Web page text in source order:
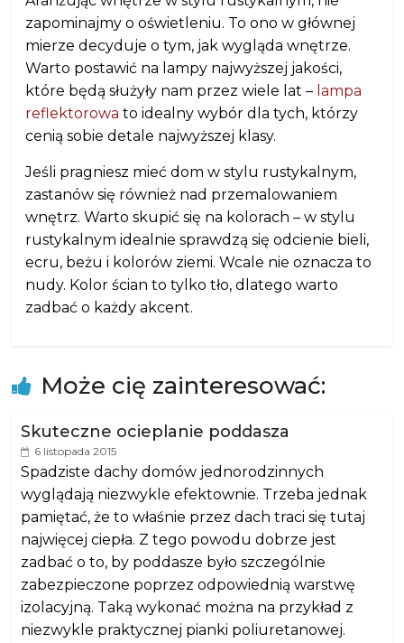
zapominajmy o oświetleniu. To ono w głównej
mierze decyduje o tym, jak wygląda wnętrze.
Warto postawić na lampy najwyższej jakości,
które będą służyły nam przez wiele lat – lampa
reflektorowa to idealny wybór dla tych, którzy
cenią sobie detale najwyższej klasy.
Jeśli pragniesz mieć dom w stylu rustykalnym,
zastanów się również nad przemalowaniem
wnętrz. Warto skupić się na kolorach – w stylu
rustykalnym idealnie sprawdzą się odcienie bieli,
ecru, beżu i kolorów ziemi. Wcale nie oznacza to
nudy. Kolor ścian to tylko tło, dlatego warto
zadbać o każdy akcent.
Może cię zainteresować:
Skuteczne ocieplanie poddasza
6 listopada 2015
Spadziste dachy domów jednorodzinnych
wyglądają niezwykle efektownie. Trzeba jednak
pamiętać, że to właśnie przez dach traci się tutaj
najwięcej ciepła. Z tego powodu dobrze jest
zadbać o to, by poddasze było szczególnie
zabezpieczone poprzez odpowiednią warstwę
izolacyjną. Taką wykonać można na przykład z
niezwykle praktycznej pianki poliuretanowej.